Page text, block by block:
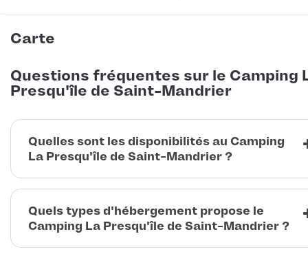
Carte
Questions fréquentes sur le Camping
Presqu'île de Saint-Mandrier
Quelles sont les disponibilités au Camping
La Presqu'île de Saint-Mandrier ?
Quels types d'hébergement propose le
Camping La Presqu'île de Saint-Mandrier ?